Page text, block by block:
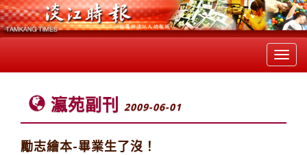
瀛苑副刊 2009-06-01
勵志繪本-畢業生了沒！